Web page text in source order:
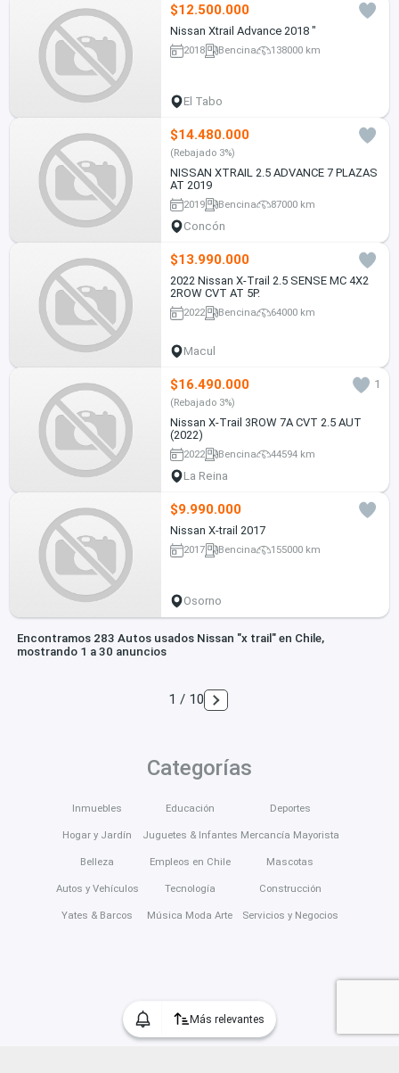
Más relevantes
$12.500.000
Nissan Xtrail Advance 2018 "
2018 Bencina 138000 km
El Tabo
$14.480.000
(Rebajado 3%)
NISSAN XTRAIL 2.5 ADVANCE 7 PLAZAS
AT 2019
2019 Bencina 87000 km
Concón
$13.990.000
2022 Nissan X-Trail 2.5 SENSE MC 4X2
2ROW CVT AT 5P.
2022 Bencina 64000 km
Macul
$16.490.000 1
(Rebajado 3%)
Nissan X-Trail 3ROW 7A CVT 2.5 AUT
(2022)
2022 Bencina 44594 km
La Reina
$9.990.000
Nissan X-trail 2017
2017 Bencina 155000 km
Osorno
Encontramos 283 Autos usados Nissan "x trail" en Chile,
mostrando 1 a 30 anuncios
1 / 10
Categorías
Inmuebles
Hogar y Jardín
Belleza
Autos y Vehículos
Yates & Barcos
Educación
Juguetes & Infantes
Empleos en Chile
Tecnología
Música Moda Arte
Deportes
Mercancía Mayorista
Mascotas
Construcción
Servicios y Negocios